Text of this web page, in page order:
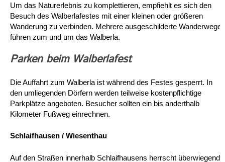
Um das Naturerlebnis zu komplettieren, empfiehlt es sich den
Besuch des Walberlafestes mit einer kleinen oder größeren
Wanderung zu verbinden. Mehrere ausgeschilderte Wanderwege
führen zum und um das Walberla.
Parken beim Walberlafest
Die Auffahrt zum Walberla ist während des Festes gesperrt. In
den umliegenden Dörfern werden teilweise kostenpflichtige
Parkplätze angeboten. Besucher sollten ein bis anderthalb
Kilometer Fußweg einrechnen.
Schlaifhausen / Wiesenthau
Auf den Straßen innerhalb Schlaifhausens herrscht überwiegend